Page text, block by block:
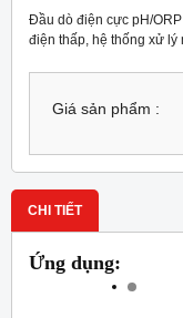
Đầu dò điện cực pH/
điện thấp, hệ thống xử
Giá sản phẩm :
CHI TIẾT
Ứng dụng: